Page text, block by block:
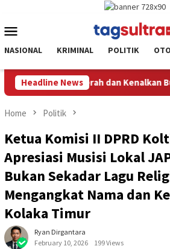
content
Menu
NASIONAL KRIMINAL POLITIK
Headline News
dan Adat Istiadat Bumi Sorume
Home Politik
Ketua Komisi II DPRD
Apresiasi Musisi Lokal
Bukan Sekadar Lagu
Mengangkat Nama dan
Kolaka Timur
Ryan Dirgantara
February 10, 2026
199 Views